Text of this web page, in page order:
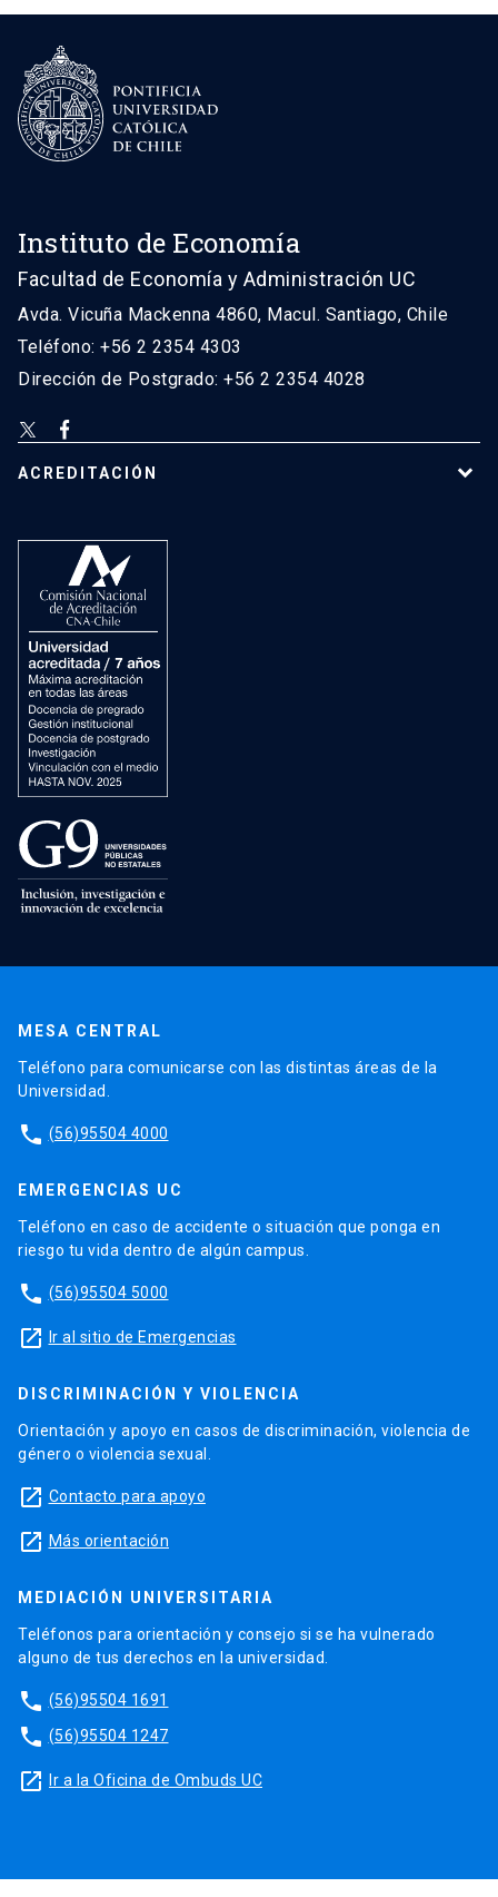
Instituto de Economía
Facultad de Economía y Administración UC
Avda. Vicuña Mackenna 4860, Macul. Santiago, Chile
Teléfono: +56 2 2354 4303
Dirección de Postgrado: +56 2 2354 4028
ACREDITACIÓN
MESA CENTRAL
Teléfono para comunicarse con las distintas áreas de la
Universidad.
phone (56)95504 4000
EMERGENCIAS UC
Teléfono en caso de accidente o situación que ponga en
riesgo tu vida dentro de algún campus.
phone (56)95504 5000
launch Ir al sitio de Emergencias
DISCRIMINACIÓN Y VIOLENCIA
Orientación y apoyo en casos de discriminación, violencia de
género o violencia sexual.
launch Contacto para apoyo
launch Más orientación
MEDIACIÓN UNIVERSITARIA
Teléfonos para orientación y consejo si se ha vulnerado
alguno de tus derechos en la universidad.
phone (56)95504 1691
phone (56)95504 1247
launch Ir a la Oficina de Ombuds UC